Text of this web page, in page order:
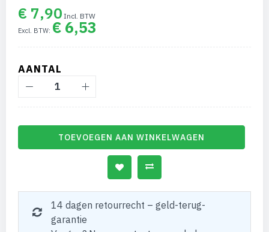
€ 7,90
€ 6,53
AANTAL
TOEVOEGEN AAN WINKELWAGEN
14 dagen retourrecht – geld-terug-
garantie